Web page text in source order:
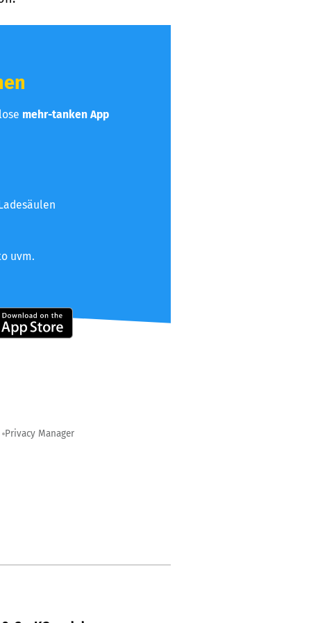
mehr-tanken App
uvm.
Privacy Manager